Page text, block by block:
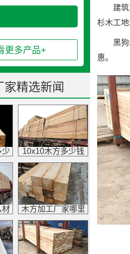
更多产品+
家精选新闻
少
10x10木方多少钱
材
木方加工厂家哪里
厂家推荐
建筑木
杉木工
黑狗木
惠。